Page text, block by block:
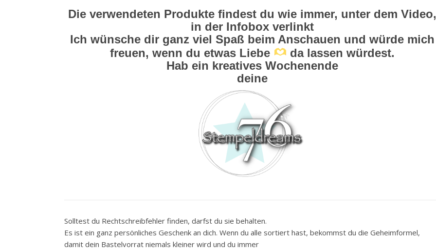
Die verwendeten Produkte findest du wie immer, unter dem Video,
in der Infobox verlinkt
Ich wünsche dir ganz viel Spaß beim Anschauen und würde mich
freuen, wenn du etwas Liebe
da lassen würdest.
Hab ein kreatives Wochenende
deine
Solltest du Rechtschreibfehler finden, darfst du sie behalten.
Es ist ein ganz persönliches Geschenk an dich. Wenn du alle sortiert hast, bekommst du die Geheimformel,
damit dein Bastelvorrat niemals kleiner wird und du immer